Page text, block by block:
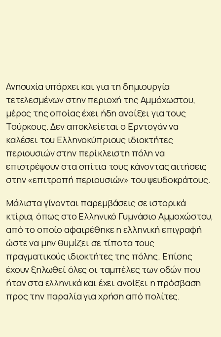
Ανησυχία υπάρχει και για τη δημιουργία
τετελεσμένων στην περιοχή της Αμμόχωστου,
μέρος της οποίας έχει ήδη ανοίξει για τους
Τούρκους. Δεν αποκλείεται ο Ερντογάν να
καλέσει του Ελληνοκύπριους ιδιοκτήτες
περιουσιών στην περίκλειστη πόλη να
επιστρέψουν στα σπίτια τους κάνοντας αιτήσεις
στην «επιτροπή περιουσιών» του ψευδοκράτους.
Μάλιστα γίνονται παρεμβάσεις σε ιστορικά
κτίρια, όπως στο Ελληνικό Γυμνάσιο Αμμοχώστου,
από το οποίο αφαιρέθηκε η ελληνική επιγραφή
ώστε να μην θυμίζει σε τίποτα τους
πραγματικούς ιδιοκτήτες της πόλης. Επίσης
έχουν ξηλωθεί όλες οι ταμπέλες των οδών που
ήταν στα ελληνικά και έχει ανοίξει η πρόσβαση
προς την παραλία για χρήση από πολίτες.